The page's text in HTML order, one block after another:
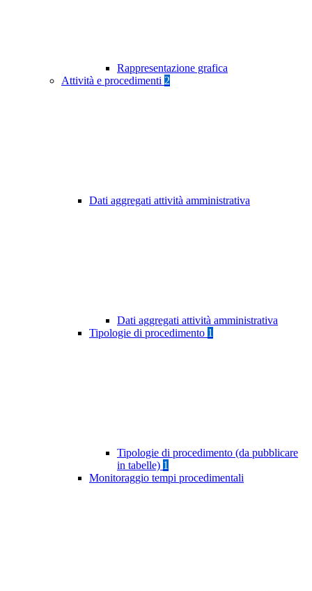
Rappresentazione grafica
Attività e procedimenti 2
Dati aggregati attività amministrativa
Dati aggregati attività amministrativa
Tipologie di procedimento 1
Tipologie di procedimento (da pubblicare
in tabelle) 1
Monitoraggio tempi procedimentali